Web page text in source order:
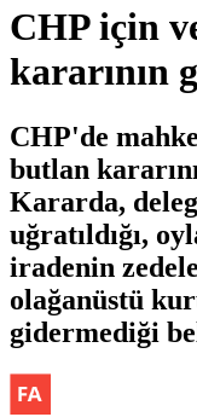
CHP için
kararının
CHP'de
butlan
Kararda,
uğratıldığı,
iradenin
olağanüstü
gidermediği